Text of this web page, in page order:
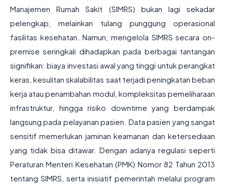
Manajemen Rumah Sakit (SIMRS) bukan lagi sekadar
pelengkap, melainkan tulang punggung operasional
fasilitas kesehatan. Namun, mengelola SIMRS secara on-
premise seringkali dihadapkan pada berbagai tantangan
signifikan: biaya investasi awal yang tinggi untuk perangkat
keras, kesulitan skalabilitas saat terjadi peningkatan beban
kerja atau penambahan modul, kompleksitas pemeliharaan
infrastruktur, hingga risiko downtime yang berdampak
langsung pada pelayanan pasien. Data pasien yang sangat
sensitif memerlukan jaminan keamanan dan ketersediaan
yang tidak bisa ditawar. Dengan adanya regulasi seperti
Peraturan Menteri Kesehatan (PMK) Nomor 82 Tahun 2013
tentang SIMRS, serta inisiatif pemerintah melalui program